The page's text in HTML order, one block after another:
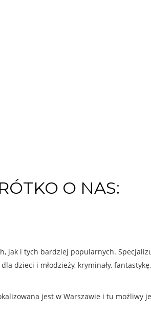
O NAS:
jak i tych bardziej popularnych.
dzieci i młodzieży, kryminały,
jest w Warszawie i tu możliwy